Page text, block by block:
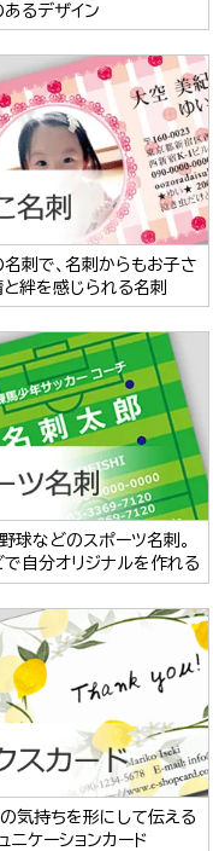
るデザイン
刺で、名刺からもお子さ
絆を感じられる名刺
球などのスポーツ名刺。
自分オリジナルを作れる
気持ちを形にして伝える
ニケーションカード